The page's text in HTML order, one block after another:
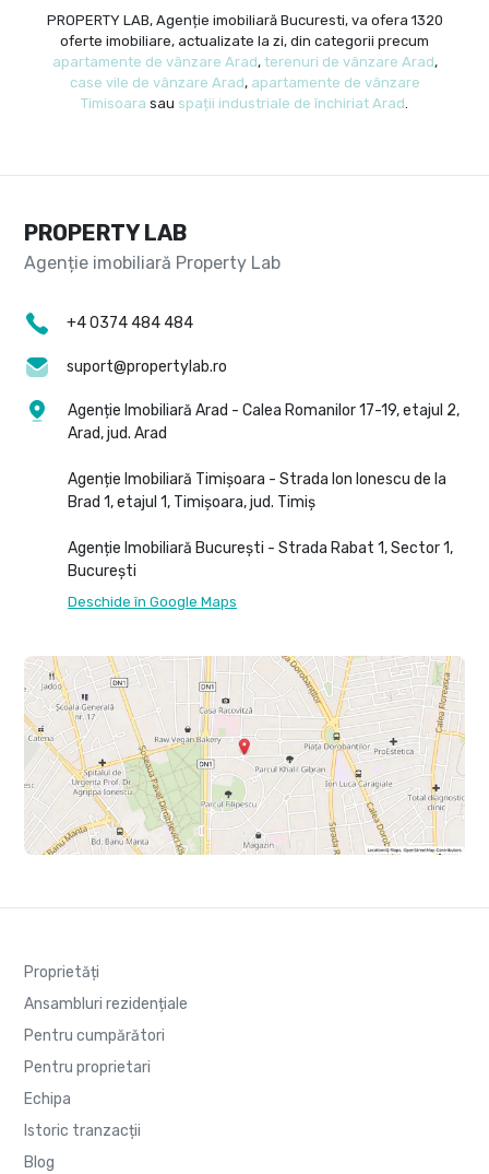
PROPERTY LAB, Agenție imobiliară Bucuresti, va ofera 1320
oferte imobiliare, actualizate la zi, din categorii precum
apartamente de vânzare Arad, terenuri de vânzare Arad,
case vile de vânzare Arad, apartamente de vânzare
Timisoara sau spații industriale de închiriat Arad
PROPERTY LAB
+4 0374 484 484
suport@propertylab.ro
Agenție Imobiliară Arad - Calea Romanilor 17-19, etajul 2,
Arad, jud. Arad
Agenție Imobiliară Timișoara - Strada Ion Ionescu de la
Brad 1, etajul 1, Timișoara, jud. Timiș
Agenție Imobiliară București - Strada Rabat 1, Sector 1,
București
Deschide în Google Maps
Proprietăți
Ansambluri rezidențiale
Pentru cumpărători
Pentru proprietari
Echipa
Istoric tranzacții
Blog